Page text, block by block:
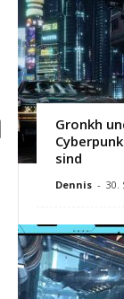
Gronkh
sind
Dennis - 30.